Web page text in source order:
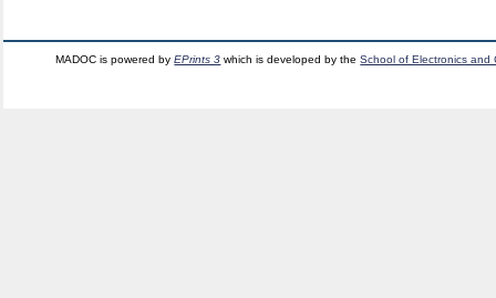
MADOC is powered byEPrints 3 which is developed by theSchool of Electronics and